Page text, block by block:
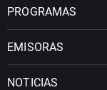
PROGRAMAS
EMISORAS
NOTICIAS